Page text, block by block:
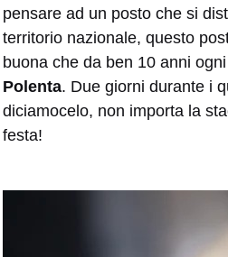
pensare ad un posto che si
territorio nazionale, questo
buona che da ben 10 anni
Polenta. Due giorni durante i
diciamocelo, non importa la
festa!